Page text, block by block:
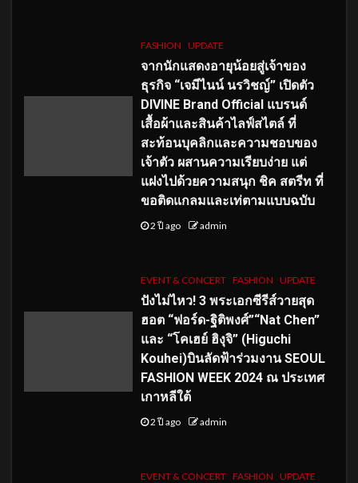
FASHION UPDATE
จากนักแสดงอายุน้อยสู่เจ้าของ
ธุรกิจ “เจมีไนน์ นรวิชญ์” เปิดตัว
DIVINE Brand Official แบรนด์
เสื้อผ้าและสินค้าไลฟ์สไตล์ ที่
สะท้อนบุคลิกและความชอบของ
เจ้าตัว ผสานความเรียบง่าย แต่
แฝงไปด้วยความสนุก ชิค สตรีท ที่
ขอติดแกลมและเท่ตามแบบฉบับ
2 ปี ago admin
EVENT & CONCERT FASHION UPDATE
ปังไม่ไหว! 3 พระเอกซีรีส์วายสุด
ฮอต “ฟอร์ด-ฐิติพงศ์”“Nat Chen”
และ “โคเฮย์ ฮิงุจิ” (Higuchi
Kouhei)บินลัดฟ้าร่วมงาน SEOUL
FASHION WEEK 2024 ณ ประเทศ
เกาหลีใต้
2 ปี ago admin
EVENT & CONCERT FASHION UPDATE